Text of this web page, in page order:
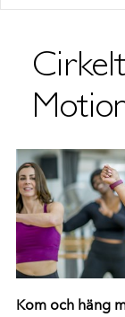
Kom och häng